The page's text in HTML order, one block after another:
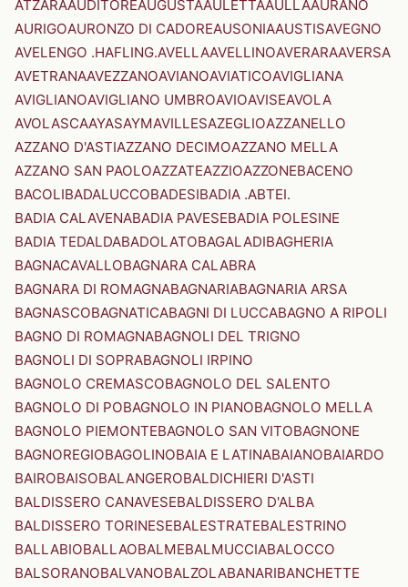
ATZARAAUDITOREAUGUSTAAULETTAAULLAAURANO
AURIGOAURONZO DI CADOREAUSONIAAUSTISAVEGNO
AVELENGO .HAFLING.AVELLAAVELLINOAVERARAAVERSA
AVETRANAAVEZZANOAVIANOAVIATICOAVIGLIANA
AVIGLIANOAVIGLIANO UMBROAVIOAVISEAVOLA
AVOLASCAAYASAYMAVILLESAZEGLIOAZZANELLO
AZZANO D'ASTIAZZANO DECIMOAZZANO MELLA
AZZANO SAN PAOLOAZZATEAZZIOAZZONEBACENO
BACOLIBADALUCCOBADESIBADIA .ABTEI.
BADIA CALAVENABADIA PAVESEBADIA POLESINE
BADIA TEDALDABADOLATOBAGALADIBAGHERIA
BAGNACAVALLOBAGNARA CALABRA
BAGNARA DI ROMAGNABAGNARIABAGNARIA ARSA
BAGNASCOBAGNATICABAGNI DI LUCCABAGNO A RIPOLI
BAGNO DI ROMAGNABAGNOLI DEL TRIGNO
BAGNOLI DI SOPRABAGNOLI IRPINO
BAGNOLO CREMASCOBAGNOLO DEL SALENTO
BAGNOLO DI POBAGNOLO IN PIANOBAGNOLO MELLA
BAGNOLO PIEMONTEBAGNOLO SAN VITOBAGNONE
BAGNOREGIOBAGOLINOBAIA E LATINABAIANOBAIARDO
BAIROBAISOBALANGEROBALDICHIERI D'ASTI
BALDISSERO CANAVESEBALDISSERO D'ALBA
BALDISSERO TORINESEBALESTRATEBALESTRINO
BALLABIOBALLAOBALMEBALMUCCIABALOCCO
BALSORANOBALVANOBALZOLABANARIBANCHETTE